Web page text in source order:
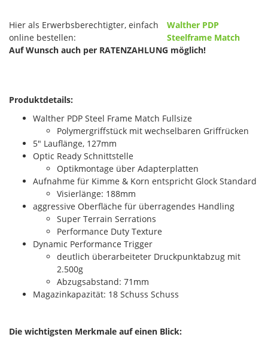
Hier als Erwerbsberechtigter, einfach
online bestellen:
Walther PDP
Steelframe Match
Auf Wunsch auch per RATENZAHLUNG möglich!
Produktdetails:
Walther PDP Steel Frame Match Fullsize
Polymergriffstück mit wechselbaren Griffrücken
5" Lauflänge, 127mm
Optic Ready Schnittstelle
Optikmontage über Adapterplatten
Aufnahme für Kimme & Korn entspricht Glock Standard
Visierlänge: 188mm
aggressive Oberfläche für überragendes Handling
Super Terrain Serrations
Performance Duty Texture
Dynamic Performance Trigger
deutlich überarbeiteter Druckpunktabzug mit
2.500g
Abzugsabstand: 71mm
Magazinkapazität: 18 Schuss Schuss
Die wichtigsten Merkmale auf einen Blick: